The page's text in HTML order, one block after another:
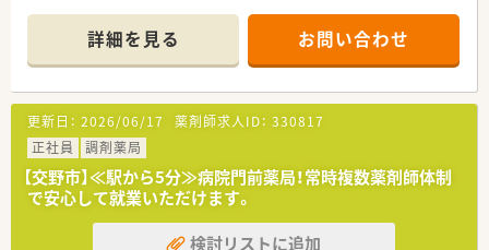
■ドラッグストアですが19：30迄の営業ですので、夜遅くなる心
配もございません。
≪ 業務内容 ≫
■１日の平均処方箋枚数は80枚。
■薬剤師の方は常勤4名、パート1名が在籍しており、常時2～3名
体制ですので一人対応の心配なし。
≪ おすすめポイント ≫
■有給消化率は100％！ゆとりをもった人材配置を徹底している
為、残業は基本的にほぼございません。
■女性の産育休は勿論のこと男性にも育休取得を推進していま
詳細を見る お問い合わせ
更新日： 2026/06/17 薬剤師求人ID： 330817
正社員
調剤薬局
【交野市】≪駅から5分≫病院門前薬局！常時複数薬剤師体制
で安心して就業いただけます。
検討リストに追加